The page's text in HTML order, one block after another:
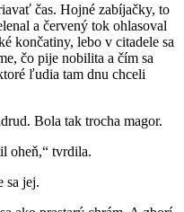
čas. Hojné zabíjačky, to
a červený tok ohlasoval
končatiny, lebo v citadele sa
čo pije nobilita a čím sa
ľudia tam dnu chceli
Bola tak trocha magor.
oheň,“ tvrdila.
sa jej.